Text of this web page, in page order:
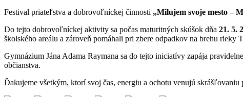
Festival priateľstva a dobrovoľníckej činnosti „Milujem svoje mesto –
Do tejto dobrovoľníckej aktivity sa počas maturitných skúšok dňa 21. 5.
školského areálu a zároveň pomáhali pri zbere odpadkov na brehu rieky
Gymnázium Jána Adama Raymana sa do tejto iniciatívy zapája
občianstva.
Ďakujeme všetkým, ktorí svoj čas, energiu a ochotu venujú